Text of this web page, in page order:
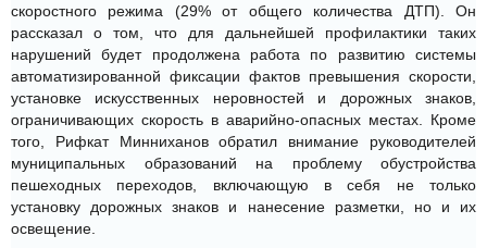
скоростного режима (29% от общего количества ДТП). Он
рассказал о том, что для дальнейшей профилактики таких
нарушений будет продолжена работа по развитию системы
автоматизированной фиксации фактов превышения скорости,
установке искусственных неровностей и дорожных знаков,
ограничивающих скорость в аварийно-опасных местах. Кроме
того, Рифкат Минниханов обратил внимание руководителей
муниципальных образований на проблему обустройства
пешеходных переходов, включающую в себя не только
установку дорожных знаков и нанесение разметки, но и их
освещение.